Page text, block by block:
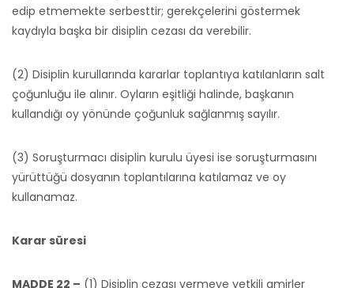
edip etmemekte serbesttir; gerekçelerini göstermek
kaydıyla başka bir disiplin cezası da verebilir.
(2) Disiplin kurullarında kararlar toplantıya katılanların salt
çoğunluğu ile alınır. Oyların eşitliği halinde, başkanın
kullandığı oy yönünde çoğunluk sağlanmış sayılır.
(3) Soruşturmacı disiplin kurulu üyesi ise soruşturmasını
yürüttüğü dosyanın toplantılarına katılamaz ve oy
kullanamaz.
Karar süresi
MADDE 22 – (1) Disiplin cezası vermeye yetkili amirler